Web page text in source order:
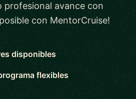
profesional avance con
con MentorCruise!
disponibles
flexibles